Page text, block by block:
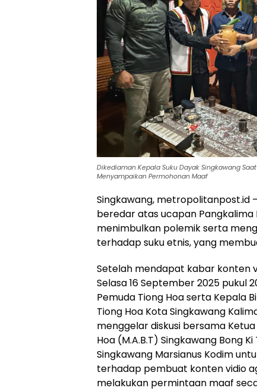
Dikediaman Kepala Suku Dayak Singkawang Saat
Menyampaikan Permohonan Maaf
Singkawang, metropolitanpost.id
beredar atas ucapan Pangkalima
menimbulkan polemik serta
terhadap suku etnis, yang
Setelah mendapat kabar konten
Selasa 16 September 2025 pukul
Pemuda Tiong Hoa serta Kepala
Tiong Hoa Kota Singkawang
menggelar diskusi bersama
Hoa (M.A.B.T) Singkawang Bong
Singkawang Marsianus Kodim
terhadap pembuat konten vidio
melakukan permintaan maaf